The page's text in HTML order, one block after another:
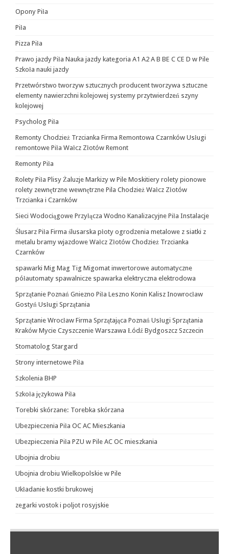
Opony Piła
Piła
Pizza Piła
Prawo jazdy Piła Nauka jazdy kategoria A1 A2 A B BE C CE D‎ w Pile
Szkoła nauki jazdy
Przetwórstwo tworzyw sztucznych producent tworzywa sztuczne
elementy nawierzchni kolejowej systemy przytwierdzeń szyny
kolejowej
Psycholog Piła
Remonty Chodzież Trzcianka Firma Remontowa Czarnków Usługi
remontowe Piła Wałcz Złotów Remont
Remonty Piła
Rolety Piła Plisy Żaluzje Markizy w Pile Moskitiery rolety pionowe
rolety zewnętrzne wewnętrzne Pila Chodzież Wałcz Złotów
Trzcianka i Czarnków
Sieci Wodociągowe Przyłącza Wodno Kanalizacyjne Piła Instalacje
Ślusarz Piła Firma ślusarska płoty ogrodzenia metalowe z siatki z
metalu bramy wjazdowe Wałcz Złotów Chodzież Trzcianka
Czarnków
spawarki Mig Mag Tig Migomat inwertorowe automatyczne
półautomaty spawalnicze spawarka elektryczna elektrodowa
Sprzątanie Poznań Gniezno Piła Leszno Konin Kalisz Inowrocław
Gostyń Usługi Sprzątania
Sprzątanie Wrocław Firma Sprzątająca Poznań Usługi Sprzątania
Kraków Mycie Czyszczenie Warszawa Łódź Bydgoszcz Szczecin
Stomatolog Stargard
Strony internetowe Piła
Szkolenia BHP
Szkoła językowa Piła
Torebki skórzane: Torebka skórzana
Ubezpieczenia Piła OC AC Mieszkania
Ubezpieczenia Piła PZU w Pile AC OC mieszkania
Ubojnia drobiu
Ubojnia drobiu Wielkopolskie w Pile
Układanie kostki brukowej
zegarki vostok i poljot rosyjskie